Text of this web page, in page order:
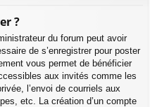
?
du forum peut avoir
de s’enregistrer pour poster
vous permet de bénéficier
aux invités comme les
l’envoi de courriels aux
etc. La création d’un compte